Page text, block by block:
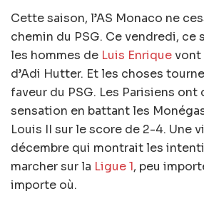
Cette saison, l’AS Monaco ne
chemin du PSG. Ce vendredi, ce
les hommes de Luis Enriquevont
d’Adi Hutter. Et les choses
faveur du PSG. Les Parisiens ont
sensation en battant les
Louis II sur le score de 2-4. Une
décembre qui montrait les
marcher sur la Ligue 1, peu
importe où.